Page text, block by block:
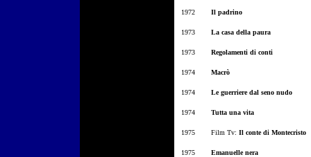
1972 Il padrino
1973 La casa della paura
1973 Regolamenti di conti
1974 Macrò
1974 Le guerriere dal seno nudo
1974 Tutta una vita
1975 Film Tv: Il conte di Montecristo
1975 Emanuelle nera